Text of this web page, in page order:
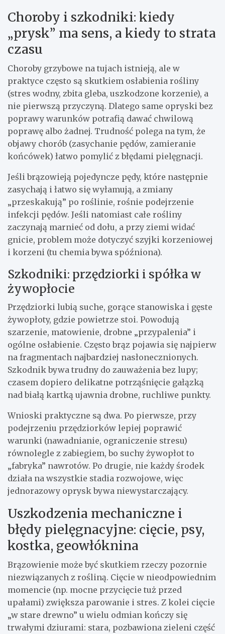
Choroby i szkodniki: kiedy
„prysk” ma sens, a kiedy to strata
czasu
Choroby grzybowe na tujach istnieją, ale w
praktyce często są skutkiem osłabienia rośliny
(stres wodny, zbita gleba, uszkodzone korzenie), a
nie pierwszą przyczyną. Dlatego same opryski bez
poprawy warunków potrafią dawać chwilową
poprawę albo żadnej. Trudność polega na tym, że
objawy chorób (zasychanie pędów, zamieranie
końcówek) łatwo pomylić z błędami pielęgnacji.
Jeśli brązowieją pojedyncze pędy, które następnie
zasychają i łatwo się wyłamują, a zmiany
„przeskakują” po roślinie, rośnie podejrzenie
infekcji pędów. Jeśli natomiast całe rośliny
zaczynają marnieć od dołu, a przy ziemi widać
gnicie, problem może dotyczyć szyjki korzeniowej
i korzeni (tu chemia bywa spóźniona).
Szkodniki: przędziorki i spółka w
żywopłocie
Przędziorki lubią suche, gorące stanowiska i gęste
żywopłoty, gdzie powietrze stoi. Powodują
szarzenie, matowienie, drobne „przypalenia” i
ogólne osłabienie. Często brąz pojawia się najpierw
na fragmentach najbardziej nasłonecznionych.
Szkodnik bywa trudny do zauważenia bez lupy;
czasem dopiero delikatne potrząśnięcie gałązką
nad białą kartką ujawnia drobne, ruchliwe punkty.
Wnioski praktyczne są dwa. Po pierwsze, przy
podejrzeniu przędziorków lepiej poprawić
warunki (nawadnianie, ograniczenie stresu)
równolegle z zabiegiem, bo suchy żywopłot to
„fabryka” nawrotów. Po drugie, nie każdy środek
działa na wszystkie stadia rozwojowe, więc
jednorazowy oprysk bywa niewystarczający.
Uszkodzenia mechaniczne i
błędy pielęgnacyjne: cięcie, psy,
kostka, geowłóknina
Brązowienie może być skutkiem rzeczy pozornie
niezwiązanych z rośliną. Cięcie w nieodpowiednim
momencie (np. mocne przycięcie tuż przed
upałami) zwiększa parowanie i stres. Z kolei cięcie
„w stare drewno” u wielu odmian kończy się
trwałymi dziurami: stara, pozbawiona zieleni część